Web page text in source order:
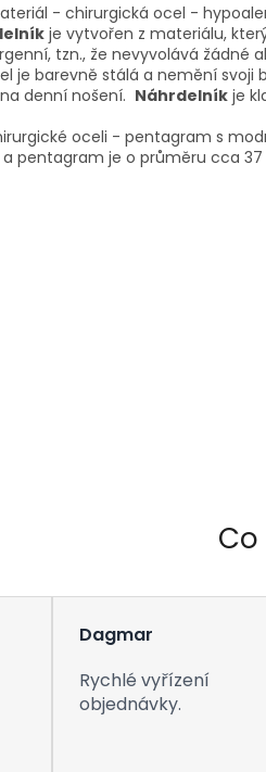
- chirurgická ocel -
je vytvořen z materiálu,
tzn., že nevyvolává žádné
je barevně stálá a nemění svoji
denní nošení. Náhrdelník je
oceli - pentagram s
pentagram je o průměru cca
Dagmar
Rychlé vyřízení
objednávky.